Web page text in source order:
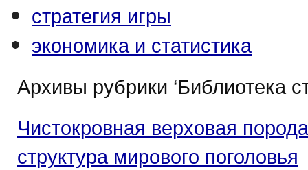
стратегия игры
экономика и статистика
Архивы рубрики ‘Библиотека
Чистокровная верховая
структура мирового поголовья